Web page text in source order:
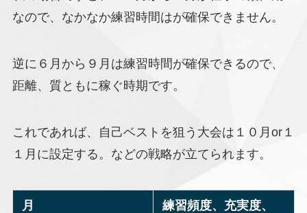
なので、なかなか練習時間はが確保できません。
逆に６月から９月は練習時間が確保できるので、
距離、質ともに稼ぐ時期です。
これであれば、自己ベストを狙う大会は１０月or１
１月に設定する。などの戦略が立てられます。
月
練習頻度、充実度、